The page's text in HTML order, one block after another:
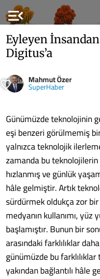
menu_open
Eyleyen
Digitus’a
Mahmut Özer
SuperHaber
Günümüzde teknolojinin
eşi benzeri görülmemiş bir
yalnızca teknolojik
zamanda bu teknolojilerin
hızlanmış ve günlük
hâle gelmiştir. Artık
sürdürmek oldukça zor
medyanın kullanımı,
başlamıştır. Bunun bir
arasındaki farklılıklar
günümüzde bu
yakından bağlantılı hâle